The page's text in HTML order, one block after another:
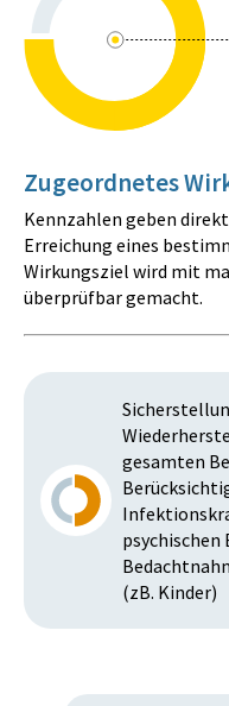
Zugeordnetes
Kennzahlen geben
Erreichung eines
Wirkungsziel wird mit
überprüfbar gemacht.
gesamten
psychischen
(zB. Kinder)